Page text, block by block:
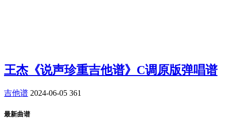
王杰《说声珍重吉他谱》C调原版弹唱谱
吉他谱 2024-06-05 361
最新曲谱